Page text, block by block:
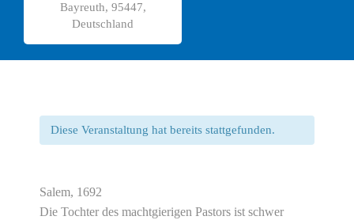
Bayreuth, 95447,
Deutschland
Diese Veranstaltung hat bereits stattgefunden.
Salem, 1692
Die Tochter des machtgierigen Pastors ist schwer